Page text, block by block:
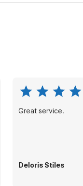
Great service.
Deloris Stiles